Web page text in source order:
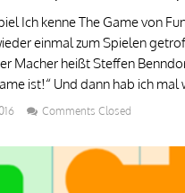
Ich kenne The Game von
einmal zum Spielen
Macher heißt Steffen
ist!“ Und dann hab ich mal
Comments Closed